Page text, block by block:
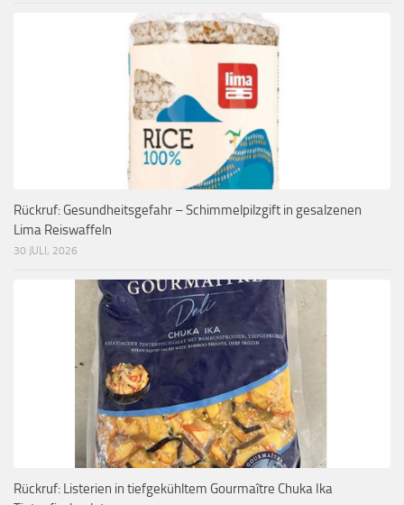
Rückruf: Gesundheitsgefahr – Schimmelpilzgift in gesalzenen
Lima Reiswaffeln
30 JULI, 2026
Rückruf: Listerien in tiefgekühltem Gourmaître Chuka Ika